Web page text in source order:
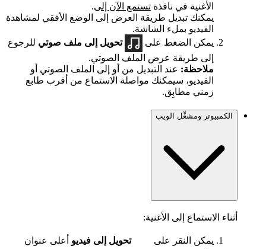
الأغنية في نافذة تستمع الآن إلى.
يمكنك تبديل طريقة العرض إلى الوضع الأفقي لمشاهدة
الفيديو بملء الشاشة.
يمكن الضغط على
تحويل إلى ملف صوتي للرجوع
إلى طريقة عرض الملف الصوتي.
ملاحظة: عند التبديل من أو إلى الملف الصوتي أو
الفيديو، سيمكنك مواصلة الاستماع من أقرب طابع
زمني مطابِق.
الكمبيوتر ومشغِّل الويب
أثناء الاستماع إلى الأغنية:
يمكن النقر على تحويل إلى فيديو أعلى عنوان